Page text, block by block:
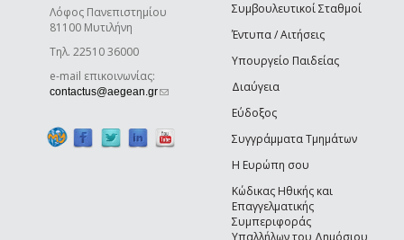
Λόφος Πανεπιστημίου
81100 Μυτιλήνη
Τηλ. 22510 36000
e-mail επικοινωνίας:
contactus@aegean.gr(link sends e-mail)
Συμβουλευτικοί Σταθμοί
Έντυπα / Αιτήσεις
Υπουργείο Παιδείας
Διαύγεια
Εύδοξος
Συγγράμματα Τμημάτων
Η Ευρώπη σου
Κώδικας Ηθικής και
Επαγγελματικής
Συμπεριφοράς